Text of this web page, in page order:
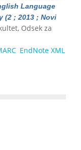
Language
(2 ; 2013 ; Novi
Odsek za
EndNote XML